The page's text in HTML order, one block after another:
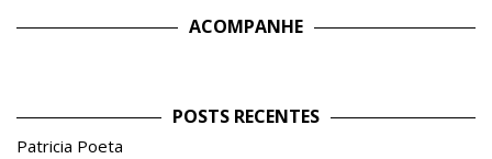
ACOMPANHE
POSTS RECENTES
Patricia Poeta